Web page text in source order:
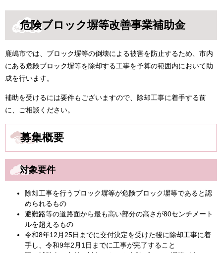
危険ブロック塀等改善事業補助金
鹿嶋市では、ブロック塀等の倒壊による被害を防止するため、市内
にある危険ブロック塀等を除却する工事を予算の範囲内において助
成を行います。
補助を受けるには要件もございますので、除却工事に着手する前
に、ご相談ください。
募集概要
対象要件
除却工事を行うブロック塀等が危険ブロック塀等であると認
められるもの
避難路等の道路面から最も高い部分の高さが80センチメート
ルを超えるもの
令和8年12月25日までに交付決定を受けた後に除却工事に着
手し、令和9年2月1日までに工事が完了すること